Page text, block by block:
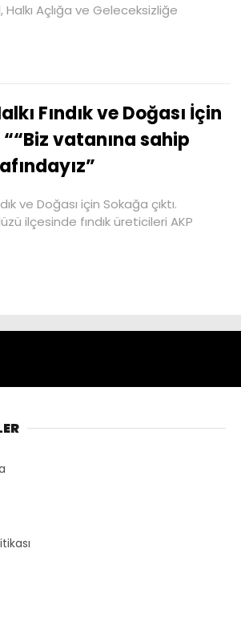
Halkı Açlığa ve Geleceksizliğe
Fındık ve Doğası İçin
vatanına sahip
ve Doğası için Sokağa çıktı.
ilçesinde fındık üreticileri AKP